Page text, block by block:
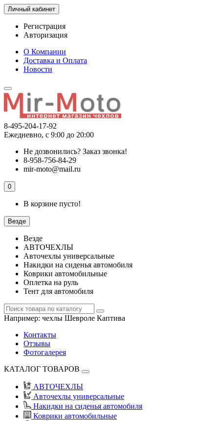
Личный кабинет
Регистрация
Авторизация
О Компании
Доставка и Оплата
Новости
8-495-204-17-92
Ежедневно, с 9:00 до 20:00
Не дозвонились? Заказ звонка!
8-958-756-84-29
mir-moto@mail.ru
0
В корзине пусто!
Везде
Везде
АВТОЧЕХЛЫ
Авточехлы универсальные
Накидки на сиденья автомобиля
Коврики автомобильные
Оплетка на руль
Тент для автомобиля
Например: чехлы Шевроле Каптива
Контакты
Отзывы
Фотогалерея
КАТАЛОГ ТОВАРОВ
АВТОЧЕХЛЫ
Авточехлы универсальные
Накидки на сиденья автомобиля
Коврики автомобильные